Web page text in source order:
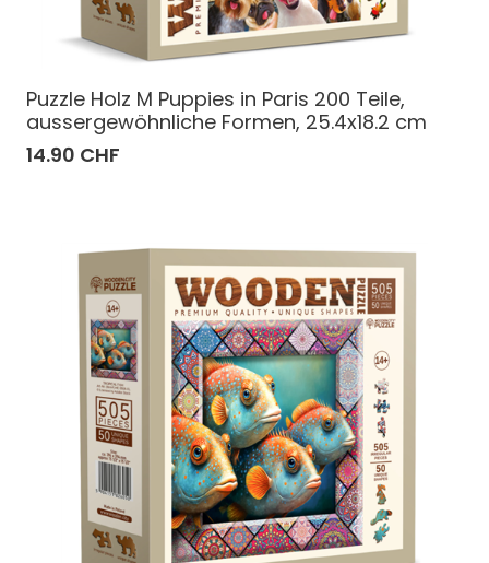
Puzzle Holz M Puppies in Paris 200 Teile,
aussergewöhnliche Formen, 25.4x18.2 cm
14.90 CHF